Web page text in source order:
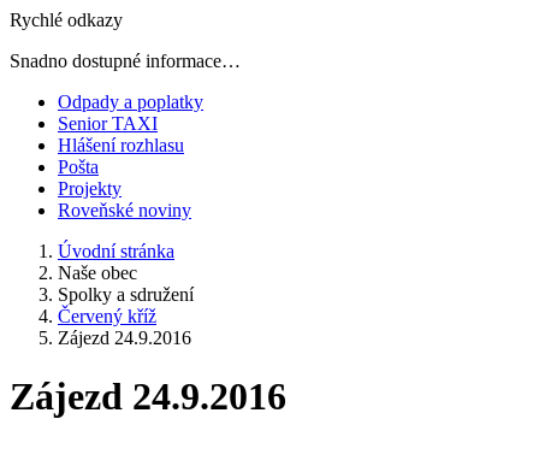
Rychlé odkazy
Snadno dostupné informace…
Odpady a poplatky
Senior TAXI
Hlášení rozhlasu
Pošta
Projekty
Roveňské noviny
Úvodní stránka
Naše obec
Spolky a sdružení
Červený kříž
Zájezd 24.9.2016
Zájezd 24.9.2016